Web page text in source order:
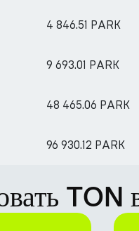
4 846.51 PARK
9 693.01 PARK
48 465.06 PARK
96 930.12 PARK